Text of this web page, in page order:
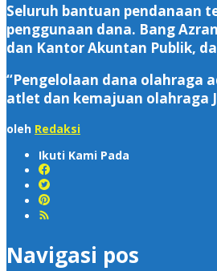
‎Seluruh bantuan pendanaan
penggunaan dana. Bang
dan Kantor Akuntan Publik,
‎“Pengelolaan dana olahraga
atlet dan kemajuan olahraga
oleh Redaksi
Ikuti Kami Pada
Navigasi pos